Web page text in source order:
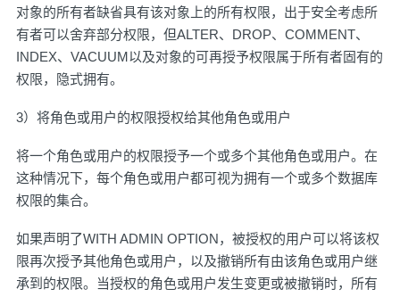
对象的所有者缺省具有该对象上的所有权限，出于安全考虑所
有者可以舍弃部分权限，但ALTER、DROP、COMMENT、
INDEX、VACUUM以及对象的可再授予权限属于所有者固有的
权限，隐式拥有。
3）将角色或用户的权限授权给其他角色或用户
将一个角色或用户的权限授予一个或多个其他角色或用户。在
这种情况下，每个角色或用户都可视为拥有一个或多个数据库
权限的集合。
如果声明了WITH ADMIN OPTION，被授权的用户可以将该权
限再次授予其他角色或用户，以及撤销所有由该角色或用户继
承到的权限。当授权的角色或用户发生变更或被撤销时，所有